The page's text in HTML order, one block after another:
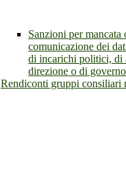
Sanzioni per mancata
comunicazione dei
di incarichi politici, di
direzione o di governo
Rendiconti gruppi consiliari